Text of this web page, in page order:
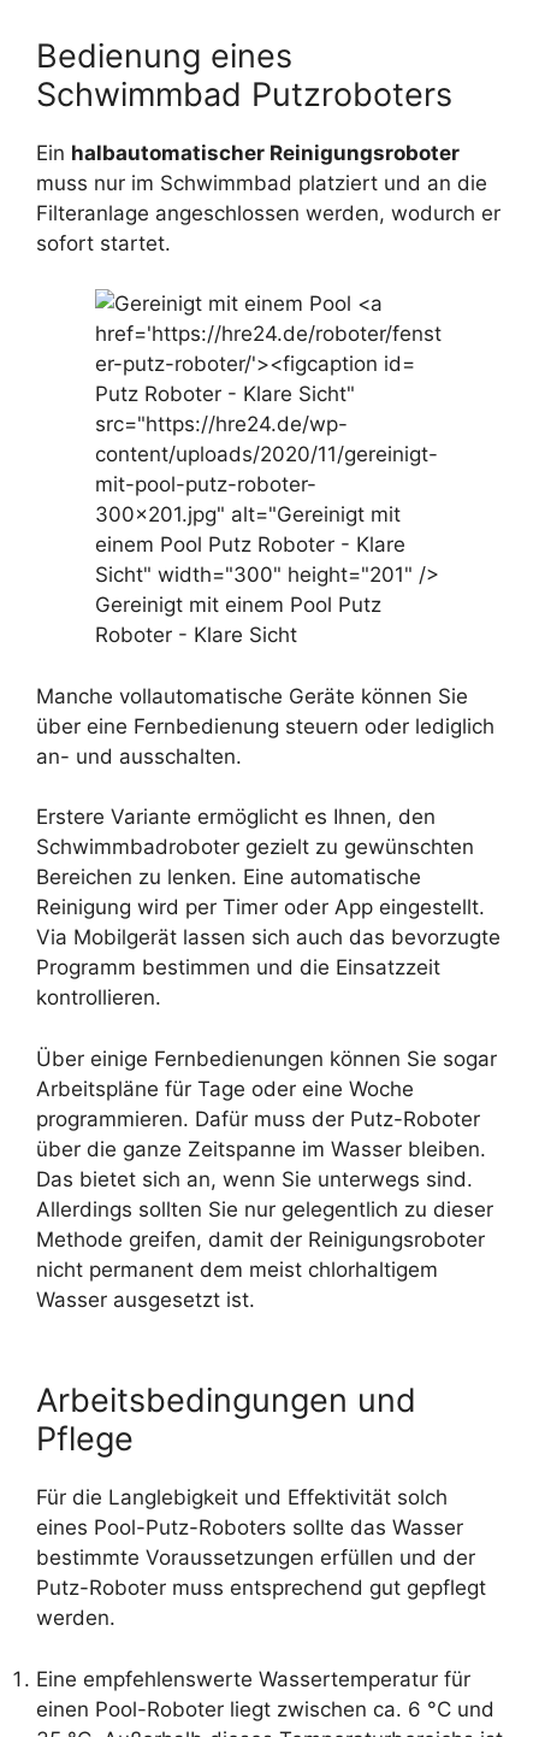
Bedienung eines
Schwimmbad Putzroboters
Ein halbautomatischer Reinigungsroboter
muss nur im Schwimmbad platziert und an die
Filteranlage angeschlossen werden, wodurch er
sofort startet.
Putz Roboter - Klare Sicht"
src="https://hre24.de/wp-
content/uploads/2020/11/gereinigt-
mit-pool-putz-roboter-
300x201.jpg" alt="Gereinigt mit
einem Pool Putz Roboter - Klare
Sicht" width="300" height="201" />
Gereinigt mit einem Pool Putz
Roboter - Klare Sicht
Manche vollautomatische Geräte können Sie
über eine Fernbedienung steuern oder lediglich
an- und ausschalten.
Erstere Variante ermöglicht es Ihnen, den
Schwimmbadroboter gezielt zu gewünschten
Bereichen zu lenken. Eine automatische
Reinigung wird per Timer oder App eingestellt.
Via Mobilgerät lassen sich auch das bevorzugte
Programm bestimmen und die Einsatzzeit
kontrollieren.
Über einige Fernbedienungen können Sie sogar
Arbeitspläne für Tage oder eine Woche
programmieren. Dafür muss der Putz-Roboter
über die ganze Zeitspanne im Wasser bleiben.
Das bietet sich an, wenn Sie unterwegs sind.
Allerdings sollten Sie nur gelegentlich zu dieser
Methode greifen, damit der Reinigungsroboter
nicht permanent dem meist chlorhaltigem
Wasser ausgesetzt ist.
Arbeitsbedingungen und
Pflege
Für die Langlebigkeit und Effektivität solch
eines Pool-Putz-Roboters sollte das Wasser
bestimmte Voraussetzungen erfüllen und der
Putz-Roboter muss entsprechend gut gepflegt
werden.
Eine empfehlenswerte Wassertemperatur für
einen Pool-Roboter liegt zwischen ca. 6 °C und